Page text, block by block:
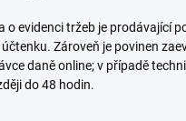
evidenci tržeb je prodávající
Zároveň je povinen
daně online; v případě
do 48 hodin.